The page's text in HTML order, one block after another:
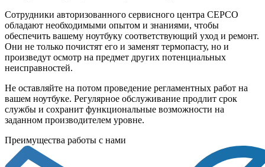
Сотрудники авторизованного сервисного центра СЕРСО
обладают необходимыми опытом и знаниями, чтобы
обеспечить вашему ноутбуку соответствующий уход и ремонт.
Они не только почистят его и заменят термопасту, но и
произведут осмотр на предмет других потенциальных
неисправностей.
Не оставляйте на потом проведение регламентных работ на
вашем ноутбуке. Регулярное обслуживание продлит срок
службы и сохранит функциональные возможности на
заданном производителем уровне.
Преимущества работы с нами